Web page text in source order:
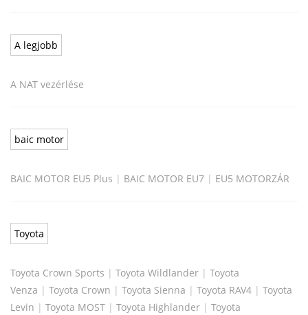
A legjobb
A NAT vezérlése
baic motor
BAIC MOTOR EU5 Plus | BAIC MOTOR EU7 | EU5 MOTORZÁR
Toyota
Toyota Crown Sports | Toyota Wildlander | Toyota
Venza | Toyota Crown | Toyota Sienna | Toyota RAV4 | Toyota
Levin | Toyota MOST | Toyota Highlander | Toyota